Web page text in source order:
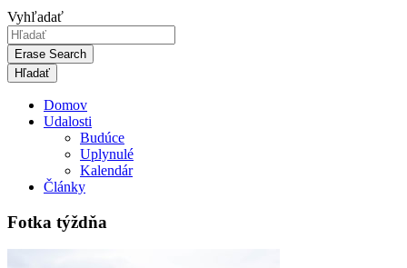
Vyhľadať
Erase Search
Domov
Udalosti
Budúce
Uplynulé
Kalendár
Články
Fotka týždňa